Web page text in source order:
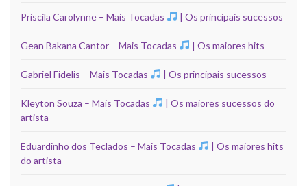
Priscila Carolynne – Mais Tocadas | Os principais sucessos
Gean Bakana Cantor – Mais Tocadas | Os maiores hits
Gabriel Fidelis – Mais Tocadas | Os principais sucessos
Kleyton Souza – Mais Tocadas
| Os maiores sucessos do
artista
Eduardinho dos Teclados – Mais Tocadas
| Os maiores hits
do artista